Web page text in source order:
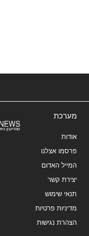
מערכת
אודות
פרסמו אצלנו
המייל האדום
יצירת קשר
תנאי שימוש
מדיניות פרטיות
הצהרת נגישות